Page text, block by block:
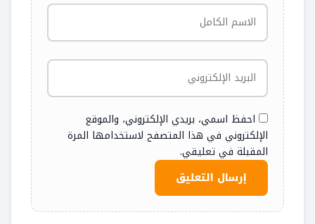
احفظ اسمي، بريدي الإلكتروني، والموقع
الإلكتروني في هذا المتصفح لاستخدامها المرة
المقبلة في تعليقي.